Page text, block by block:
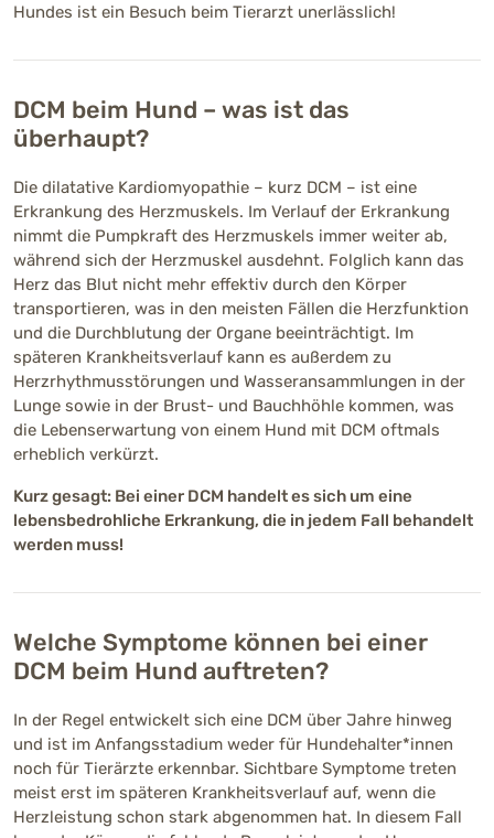
Hundes ist ein Besuch beim Tierarzt unerlässlich!
DCM beim Hund – was ist das
überhaupt?
Die dilatative Kardiomyopathie – kurz DCM – ist eine
Erkrankung des Herzmuskels. Im Verlauf der Erkrankung
nimmt die Pumpkraft des Herzmuskels immer weiter ab,
während sich der Herzmuskel ausdehnt. Folglich kann das
Herz das Blut nicht mehr effektiv durch den Körper
transportieren, was in den meisten Fällen die Herzfunktion
und die Durchblutung der Organe beeinträchtigt. Im
späteren Krankheitsverlauf kann es außerdem zu
Herzrhythmusstörungen und Wasseransammlungen in der
Lunge sowie in der Brust- und Bauchhöhle kommen, was
die Lebenserwartung von einem Hund mit DCM oftmals
erheblich verkürzt.
Kurz gesagt: Bei einer DCM handelt es sich um eine
lebensbedrohliche Erkrankung, die in jedem Fall behandelt
werden muss!
Welche Symptome können bei einer
DCM beim Hund auftreten?
In der Regel entwickelt sich eine DCM über Jahre hinweg
und ist im Anfangsstadium weder für Hundehalter*innen
noch für Tierärzte erkennbar. Sichtbare Symptome treten
meist erst im späteren Krankheitsverlauf auf, wenn die
Herzleistung schon stark abgenommen hat. In diesem Fall